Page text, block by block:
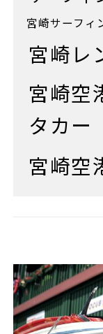
宮崎サーフィ
宮崎レ
宮崎空
タカー
宮崎空